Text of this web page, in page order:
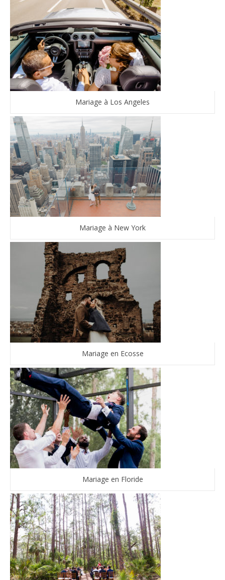
Mariage à Los Angeles
Mariage à New York
Mariage en Ecosse
Mariage en Floride